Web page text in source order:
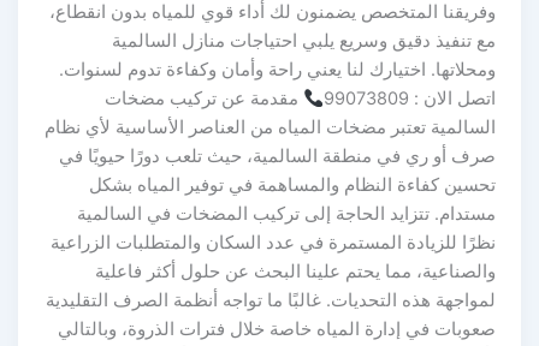
وفريقنا المتخصص يضمنون لك أداء قوي للمياه بدون انقطاع،
مع تنفيذ دقيق وسريع يلبي احتياجات منازل السالمية
ومحلاتها. اختيارك لنا يعني راحة وأمان وكفاءة تدوم لسنوات.
اتصل الان : 99073809
مقدمة عن تركيب مضخات
السالمية تعتبر مضخات المياه من العناصر الأساسية لأي نظام
صرف أو ري في منطقة السالمية، حيث تلعب دورًا حيويًا في
تحسين كفاءة النظام والمساهمة في توفير المياه بشكل
مستدام. تتزايد الحاجة إلى تركيب المضخات في السالمية
نظرًا للزيادة المستمرة في عدد السكان والمتطلبات الزراعية
والصناعية، مما يحتم علينا البحث عن حلول أكثر فاعلية
لمواجهة هذه التحديات. غالبًا ما تواجه أنظمة الصرف التقليدية
صعوبات في إدارة المياه خاصة خلال فترات الذروة، وبالتالي